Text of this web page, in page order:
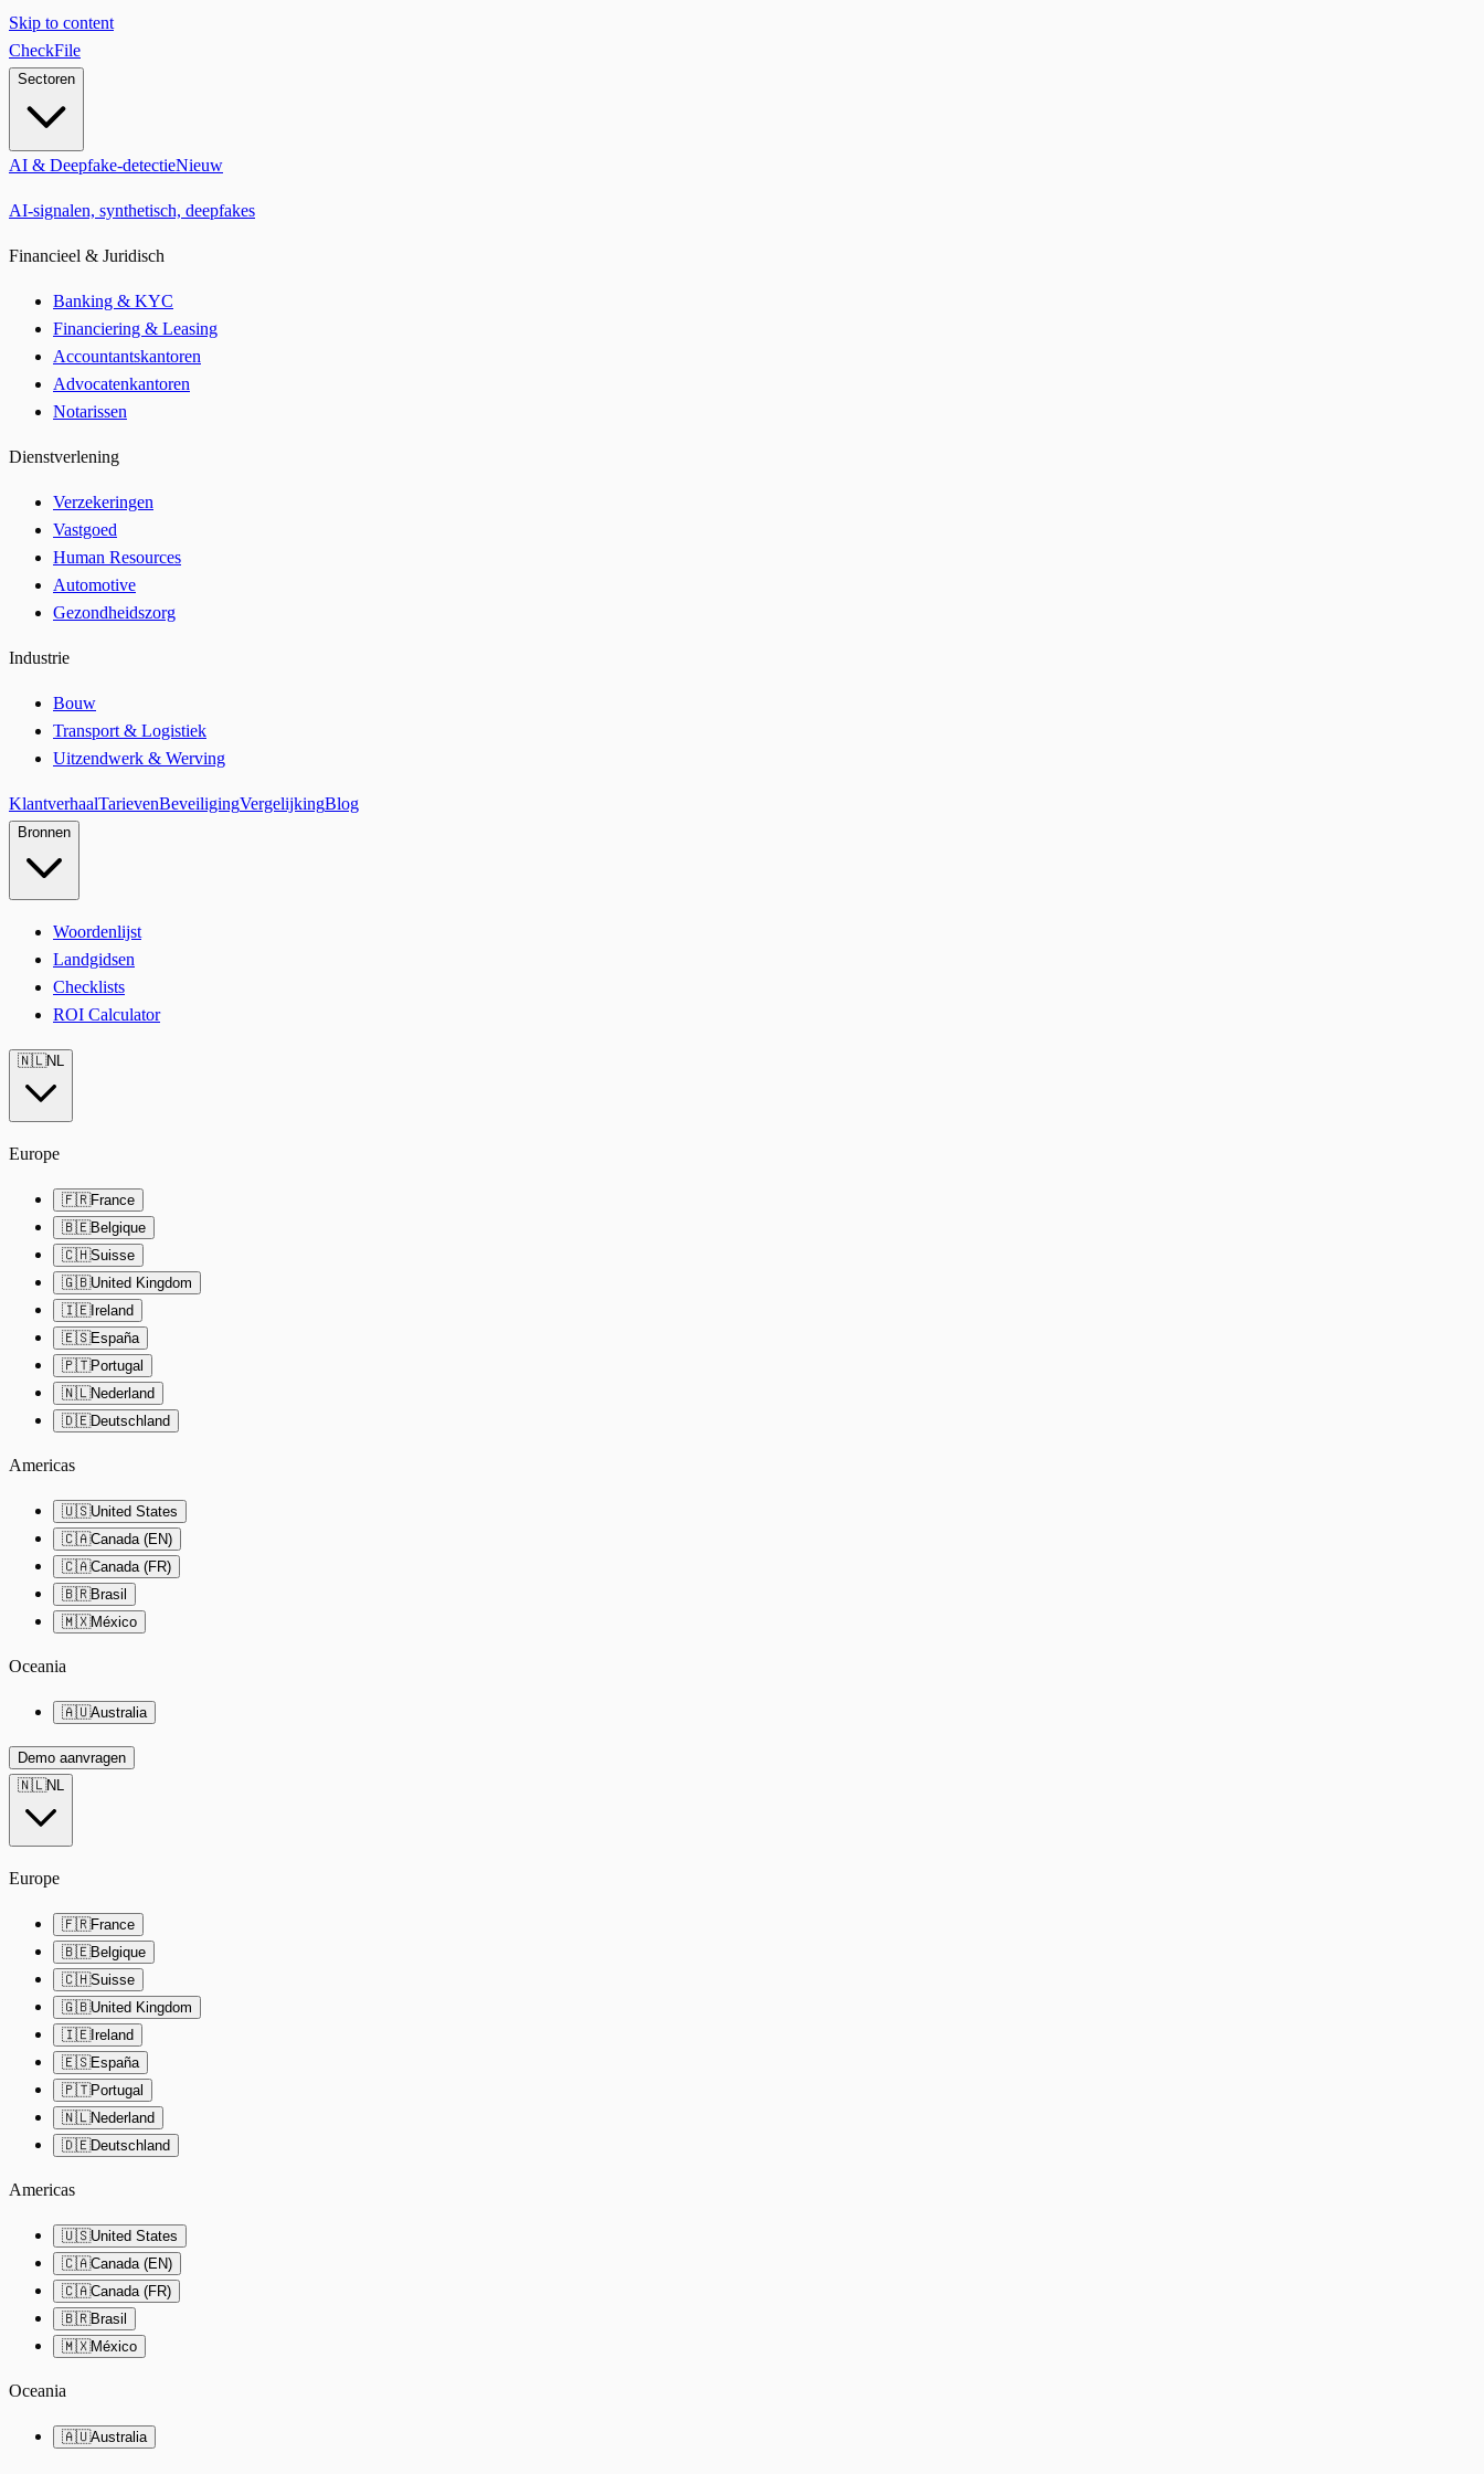
Skip to content
CheckFile
Sectoren
AI & Deepfake-detectieNieuw
AI-signalen, synthetisch, deepfakes
Financieel & Juridisch
Banking & KYC
Financiering & Leasing
Accountantskantoren
Advocatenkantoren
Notarissen
Dienstverlening
Verzekeringen
Vastgoed
Human Resources
Automotive
Gezondheidszorg
Industrie
Bouw
Transport & Logistiek
Uitzendwerk & Werving
KlantverhaalTarievenBeveiligingVergelijkingBlog
Bronnen
Woordenlijst
Landgidsen
Checklists
ROI Calculator
🇳🇱NL
Europe
🇫🇷France
🇧🇪Belgique
🇨🇭Suisse
🇬🇧United Kingdom
🇮🇪Ireland
🇪🇸España
🇵🇹Portugal
🇳🇱Nederland
🇩🇪Deutschland
Americas
🇺🇸United States
🇨🇦Canada (EN)
🇨🇦Canada (FR)
🇧🇷Brasil
🇲🇽México
Oceania
🇦🇺Australia
Demo aanvragen
🇳🇱NL
Europe
🇫🇷France
🇧🇪Belgique
🇨🇭Suisse
🇬🇧United Kingdom
🇮🇪Ireland
🇪🇸España
🇵🇹Portugal
🇳🇱Nederland
🇩🇪Deutschland
Americas
🇺🇸United States
🇨🇦Canada (EN)
🇨🇦Canada (FR)
🇧🇷Brasil
🇲🇽México
Oceania
🇦🇺Australia